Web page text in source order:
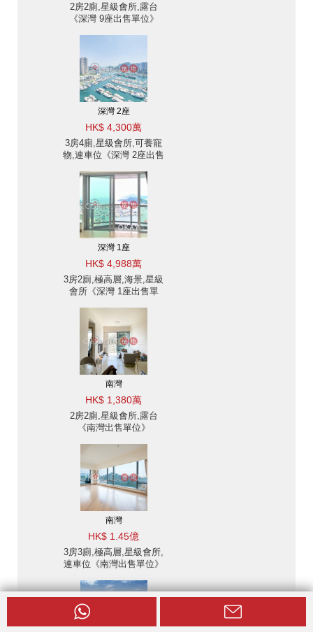
2房2廁,星級會所,露台
《深灣 9座出售單位》
深灣 2座
HK$ 4,300萬
3房4廁,星級會所,可養寵
物,連車位《深灣 2座出售
深灣 1座
HK$ 4,988萬
3房2廁,極高層,海景,星級
會所《深灣 1座出售單
南灣
HK$ 1,380萬
2房2廁,星級會所,露台
《南灣出售單位》
南灣
HK$ 1.45億
3房3廁,極高層,星級會所,
連車位《南灣出售單位》